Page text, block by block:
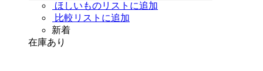
ほしいものリストに追加
比較リストに追加
新着
在庫あり